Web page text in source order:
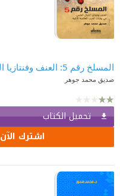
صديق محمد جوهر
تحميل الكتاب
اشترك الآن